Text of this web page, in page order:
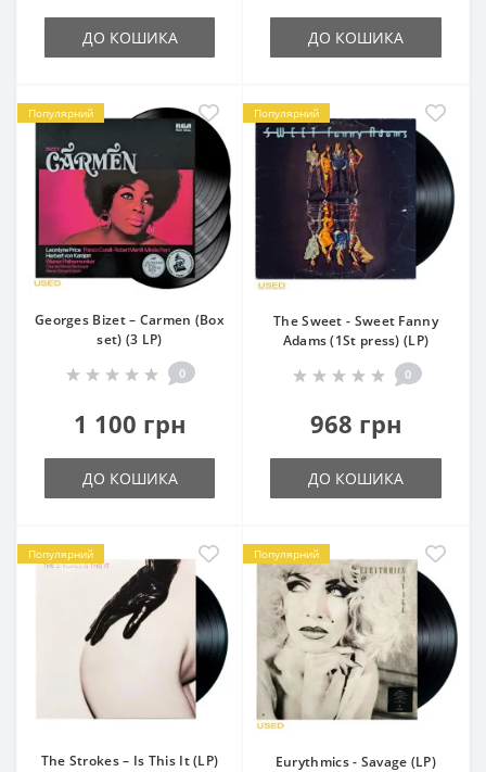
ДО КОШИКА ДО КОШИКА
Популярний
Georges Bizet – Carmen (Box
set) (3 LP)
0
1 100 грн
ДО КОШИКА
Популярний
The Sweet - Sweet Fanny
Adams (1St press) (LP)
0
968 грн
ДО КОШИКА
Популярний
The Strokes – Is This It (LP)
Популярний
Eurythmics - Savage (LP)